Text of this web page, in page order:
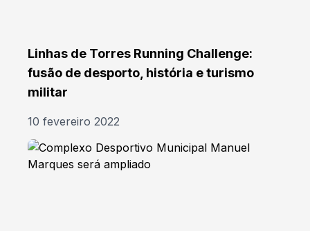
Linhas de Torres Running Challenge:
fusão de desporto, história e turismo
militar
10 fevereiro 2022